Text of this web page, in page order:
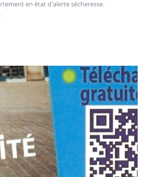
en état d'alerte sécheresse.